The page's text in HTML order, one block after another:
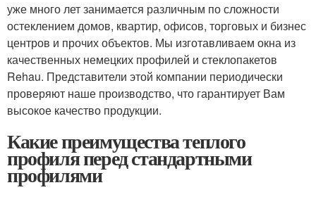
уже много лет занимается различным по сложности
остеклением домов, квартир, офисов, торговых и бизнес
центров и прочих объектов. Мы изготавливаем окна из
качественных немецких профилей и стеклопакетов
Rehau. Представители этой компании периодически
проверяют наше производство, что гарантирует Вам
высокое качество продукции.
Какие преимущества теплого
профиля перед стандартными
профилями